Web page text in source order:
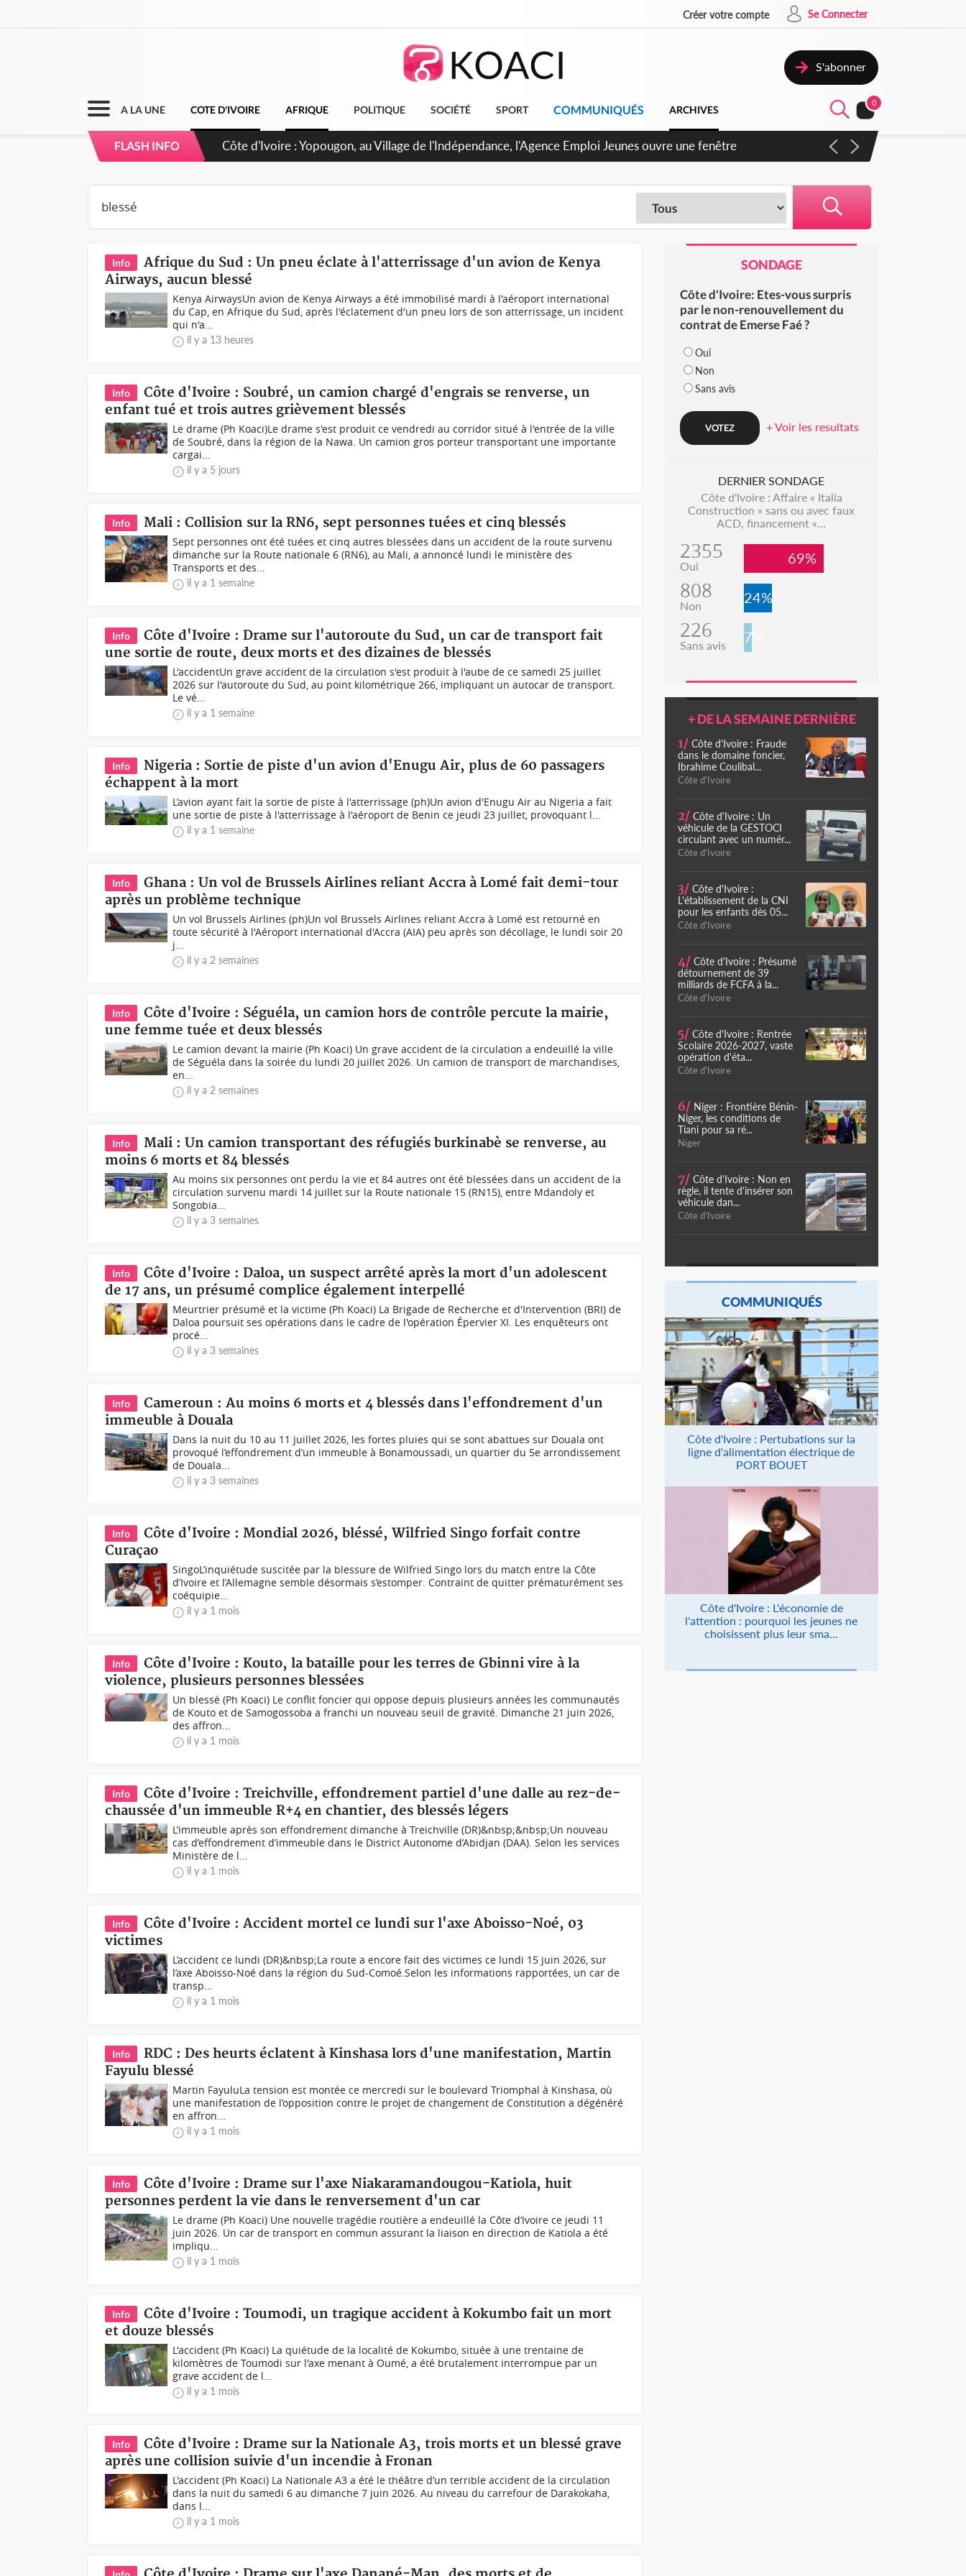
Créer votre compte Se Connecter
S'abonner
A LA UNE COTE D'IVOIRE AFRIQUE POLITIQUE SOCIÉTÉ SPORT COMMUNIQUÉS ARCHIVES
0
FLASH INFO
Côte d'Ivoire : CHU de Treichville, après la fronde, les agents contractuels obtiennent un accord avec la
Info
Afrique du Sud : Un pneu éclate à l'atterrissage d'un avion de Kenya
Airways, aucun blessé
Kenya AirwaysUn avion de Kenya Airways a été immobilisé mardi à l'aéroport international
du Cap, en Afrique du Sud, après l'éclatement d'un pneu lors de son atterrissage, un incident
qui n'a...
il y a 13 heures
Info
Côte d'Ivoire : Soubré, un camion chargé d'engrais se renverse, un
enfant tué et trois autres grièvement blessés
Le drame (Ph Koaci)Le drame s'est produit ce vendredi au corridor situé à l'entrée de la ville
de Soubré, dans la région de la Nawa. Un camion gros porteur transportant une importante
cargai...
il y a 5 jours
Info Mali : Collision sur la RN6, sept personnes tuées et cinq blessés
Sept personnes ont été tuées et cinq autres blessées dans un accident de la route survenu
dimanche sur la Route nationale 6 (RN6), au Mali, a annoncé lundi le ministère des
Transports et des...
il y a 1 semaine
Info
Côte d'Ivoire : Drame sur l'autoroute du Sud, un car de transport fait
une sortie de route, deux morts et des dizaines de blessés
L'accidentUn grave accident de la circulation s'est produit à l'aube de ce samedi 25 juillet
2026 sur l'autoroute du Sud, au point kilométrique 266, impliquant un autocar de transport.
Le vé...
il y a 1 semaine
Info
Nigeria : Sortie de piste d'un avion d'Enugu Air, plus de 60 passagers
échappent à la mort
L’avion ayant fait la sortie de piste à l'atterrissage (ph)Un avion d'Enugu Air au Nigeria a fait
une sortie de piste à l'atterrissage à l'aéroport de Benin ce jeudi 23 juillet, provoquant l...
il y a 1 semaine
Info
Ghana : Un vol de Brussels Airlines reliant Accra à Lomé fait demi-tour
après un problème technique
Un vol Brussels Airlines (ph)Un vol Brussels Airlines reliant Accra à Lomé est retourné en
toute sécurité à l'Aéroport international d'Accra (AIA) peu après son décollage, le lundi soir 20
j...
il y a 2 semaines
Info
Côte d'Ivoire : Séguéla, un camion hors de contrôle percute la mairie,
une femme tuée et deux blessés
Le camion devant la mairie (Ph Koaci) Un grave accident de la circulation a endeuillé la ville
de Séguéla dans la soirée du lundi 20 juillet 2026. Un camion de transport de marchandises,
en...
il y a 2 semaines
Info
Mali : Un camion transportant des réfugiés burkinabè se renverse, au
moins 6 morts et 84 blessés
Au moins six personnes ont perdu la vie et 84 autres ont été blessées dans un accident de la
circulation survenu mardi 14 juillet sur la Route nationale 15 (RN15), entre Mdandoly et
Songobia...
il y a 3 semaines
Info
Côte d'Ivoire : Daloa, un suspect arrêté après la mort d'un adolescent
de 17 ans, un présumé complice également interpellé
Meurtrier présumé et la victime (Ph Koaci) La Brigade de Recherche et d'Intervention (BRI) de
Daloa poursuit ses opérations dans le cadre de l'opération Épervier XI. Les enquêteurs ont
procé...
il y a 3 semaines
Info
Cameroun : Au moins 6 morts et 4 blessés dans l'effondrement d'un
immeuble à Douala
Dans la nuit du 10 au 11 juillet 2026, les fortes pluies qui se sont abattues sur Douala ont
provoqué l’effondrement d’un immeuble à Bonamoussadi, un quartier du 5e arrondissement
de Douala...
il y a 3 semaines
Info
Côte d'Ivoire : Mondial 2026, bléssé, Wilfried Singo forfait contre
Curaçao
SingoL’inquiétude suscitée par la blessure de Wilfried Singo lors du match entre la Côte
d’Ivoire et l’Allemagne semble désormais s’estomper. Contraint de quitter prématurément ses
coéquipie...
il y a 1 mois
Info
Côte d'Ivoire : Kouto, la bataille pour les terres de Gbinni vire à la
violence, plusieurs personnes blessées
Un blessé (Ph Koaci) Le conflit foncier qui oppose depuis plusieurs années les communautés
de Kouto et de Samogossoba a franchi un nouveau seuil de gravité. Dimanche 21 juin 2026,
des affron...
il y a 1 mois
Info
Côte d'Ivoire : Treichville, effondrement partiel d'une dalle au rez-de-
chaussée d'un immeuble R+4 en chantier, des blessés légers
L’immeuble après son effondrement dimanche à Treichville (DR)&nbsp;&nbsp;Un nouveau
cas d’effondrement d’immeuble dans le District Autonome d’Abidjan (DAA). Selon les services
Ministère de l...
il y a 1 mois
Info
Côte d'Ivoire : Accident mortel ce lundi sur l'axe Aboisso-Noé, 03
victimes
L’accident ce lundi (DR)&nbsp;La route a encore fait des victimes ce lundi 15 juin 2026, sur
l’axe Aboisso-Noé dans la région du Sud-Comoé.Selon les informations rapportées, un car de
transp...
il y a 1 mois
Info
RDC : Des heurts éclatent à Kinshasa lors d'une manifestation, Martin
Fayulu blessé
Martin FayuluLa tension est montée ce mercredi sur le boulevard Triomphal à Kinshasa, où
une manifestation de l’opposition contre le projet de changement de Constitution a dégénéré
en affron...
il y a 1 mois
Info
Côte d'Ivoire : Drame sur l'axe Niakaramandougou-Katiola, huit
personnes perdent la vie dans le renversement d'un car
Le drame (Ph Koaci) Une nouvelle tragédie routière a endeuillé la Côte d’Ivoire ce jeudi 11
juin 2026. Un car de transport en commun assurant la liaison en direction de Katiola a été
impliqu...
il y a 1 mois
Info
Côte d'Ivoire : Toumodi, un tragique accident à Kokumbo fait un mort
et douze blessés
L'accident (Ph Koaci) La quiétude de la localité de Kokumbo, située à une trentaine de
kilomètres de Toumodi sur l'axe menant à Oumé, a été brutalement interrompue par un
grave accident de l...
il y a 1 mois
Info
Côte d'Ivoire : Drame sur la Nationale A3, trois morts et un blessé grave
après une collision suivie d'un incendie à Fronan
L'accident (Ph Koaci) La Nationale A3 a été le théâtre d’un terrible accident de la circulation
dans la nuit du samedi 6 au dimanche 7 juin 2026. Au niveau du carrefour de Darakokaha,
dans l...
il y a 1 mois
SONDAGE
Côte d'Ivoire: Etes-vous surpris
par le non-renouvellement du
contrat de Emerse Faé ?
Oui
Non
Sans avis
+ Voir les resultats
DERNIER SONDAGE
Côte d'Ivoire : Affaire « Italia
Construction » sans ou avec faux
ACD, financement «...
2355
Oui 69%
808
Non 24%
226
Sans avis 7%
+ DE LA SEMAINE DERNIÈRE
1/ Côte d'Ivoire : Fraude
dans le domaine foncier,
Ibrahime Coulibal...
Côte d'Ivoire
2/ Côte d'Ivoire : Un
véhicule de la GESTOCI
circulant avec un numér...
Côte d'Ivoire
3/ Côte d'Ivoire :
L'établissement de la CNI
pour les enfants dès 05...
Côte d'Ivoire
4/ Côte d'Ivoire : Présumé
détournement de 39
milliards de FCFA à la...
Côte d'Ivoire
5/ Côte d'Ivoire : Rentrée
Scolaire 2026-2027, vaste
opération d'éta...
Côte d'Ivoire
6/ Niger : Frontière Bénin-
Niger, les conditions de
Tiani pour sa ré...
Niger
7/ Côte d'Ivoire : Non en
règle, il tente d'insérer son
véhicule dan...
Côte d'Ivoire
COMMUNIQUÉS
Côte d'Ivoire : Pertubations sur la
ligne d'alimentation électrique de
PORT BOUET
Côte d'Ivoire : L'économie de
l'attention : pourquoi les jeunes ne
choisissent plus leur sma...